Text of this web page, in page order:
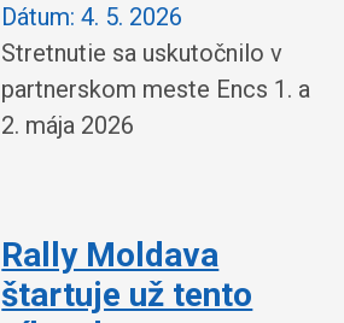
Dátum: 4. 5. 2026
Stretnutie sa uskutočnilo v
partnerskom meste Encs 1. a
2. mája 2026
Rally Moldava
štartuje už tento